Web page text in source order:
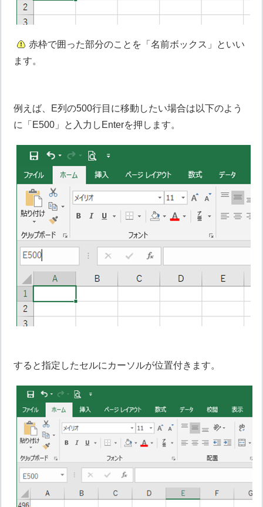
赤枠で囲った部分のことを「名前ボックス」といい
ます。
例えば、E列の500行目に移動したい場合は以下のよう
に「E500」と入力しEnterを押します。
すると指定したセルにカーソルが位置付きます。